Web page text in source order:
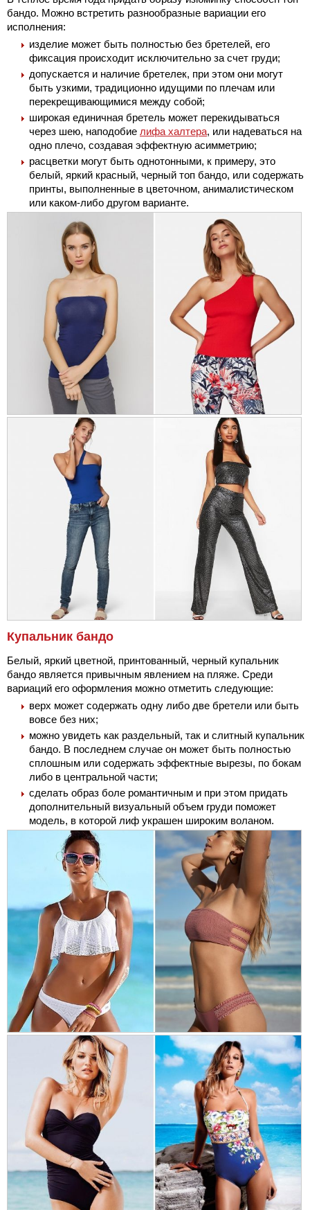
бандо. Можно встретить разнообразные вариации его
исполнения:
изделие может быть полностью без бретелей, его
фиксация происходит исключительно за счет груди;
допускается и наличие бретелек, при этом они могут
быть узкими, традиционно идущими по плечам или
перекрещивающимися между собой;
широкая единичная бретель может перекидываться
через шею, наподобие лифа халтера, или надеваться на
одно плечо, создавая эффектную асимметрию;
расцветки могут быть однотонными, к примеру, это
белый, яркий красный, черный топ бандо, или содержать
принты, выполненные в цветочном, анималистическом
или каком-либо другом варианте.
Купальник бандо
Белый, яркий цветной, принтованный, черный купальник
бандо является привычным явлением на пляже. Среди
вариаций его оформления можно отметить следующие:
верх может содержать одну либо две бретели или быть
вовсе без них;
можно увидеть как раздельный, так и слитный купальник
бандо. В последнем случае он может быть полностью
сплошным или содержать эффектные вырезы, по бокам
либо в центральной части;
сделать образ боле романтичным и при этом придать
дополнительный визуальный объем груди поможет
модель, в которой лиф украшен широким воланом.